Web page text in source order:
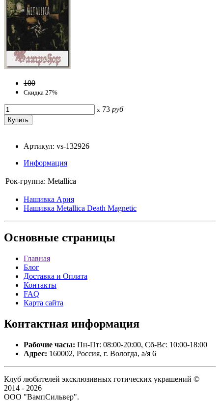
100
Скидка 27%
x 73 руб
Артикул: vs-132926
Информация
Рок-группа: Metallica
Нашивка Ария
Нашивка Metallica Death Magnetic
Основные страницы
Главная
Блог
Доставка и Оплата
Контакты
FAQ
Карта сайта
Контактная информация
Рабочие часы: Пн-Пт: 08:00-20:00, Сб-Вс: 10:00-18:00
Адрес: 160002, Россия, г. Вологда, а/я 6
Клуб любителей эксклюзивных готических украшений ©
2014 - 2026
ООО "ВампСильвер".